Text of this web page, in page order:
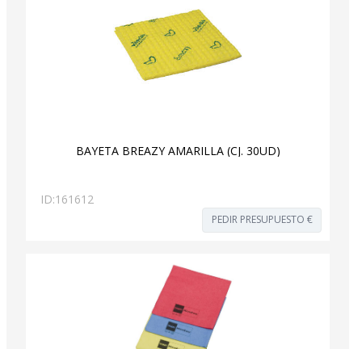
BAYETA BREAZY AMARILLA (CJ. 30UD)
ID:161612
PEDIR PRESUPUESTO €